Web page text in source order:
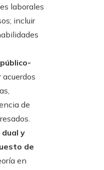
laborales
incluir
de
y
de
en